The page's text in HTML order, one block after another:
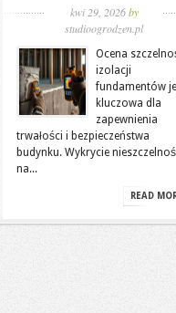
kwi 29, 2026by
studioogrodzen.pl
Ocena
izolacji
fundamentów
kluczowa dla
zapewnienia
trwałości i bezpieczeństwa
budynku. Wykrycie
na...
READ